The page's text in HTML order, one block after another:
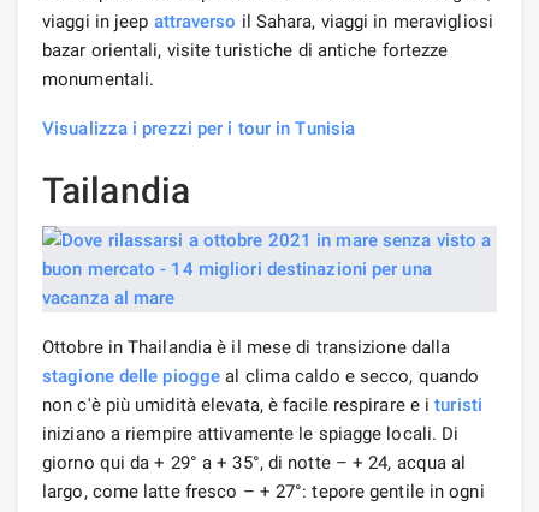
viaggi in jeep attraverso il Sahara, viaggi in meravigliosi
bazar orientali, visite turistiche di antiche fortezze
monumentali.
Visualizza i prezzi per i tour in Tunisia
Tailandia
Ottobre in Thailandia è il mese di transizione dalla
stagione delle piogge al clima caldo e secco, quando
non c'è più umidità elevata, è facile respirare e ituristi
iniziano a riempire attivamente le spiagge locali. Di
giorno qui da + 29° a + 35°, di notte – + 24, acqua al
largo, come latte fresco – + 27°: tepore gentile in ogni